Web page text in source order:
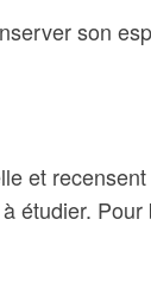
son
et
étudier.